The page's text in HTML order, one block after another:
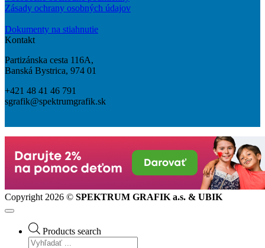
Zásady ochrany osobných údajov
Dokumenty na stiahnutie
Kontakt
Partizánska cesta 116A,
Banská Bystrica, 974 01
+421 48 41 46 791
sgrafik@spektrumgrafik.sk
Copyright 2026 © SPEKTRUM GRAFIK a.s. & UBIK
Products search